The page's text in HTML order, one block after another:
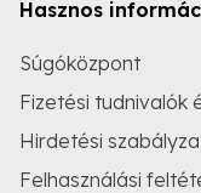
Hasznos
Súgóközpont
Fizetési tudnivalók
Hirdetési
Felhasználási